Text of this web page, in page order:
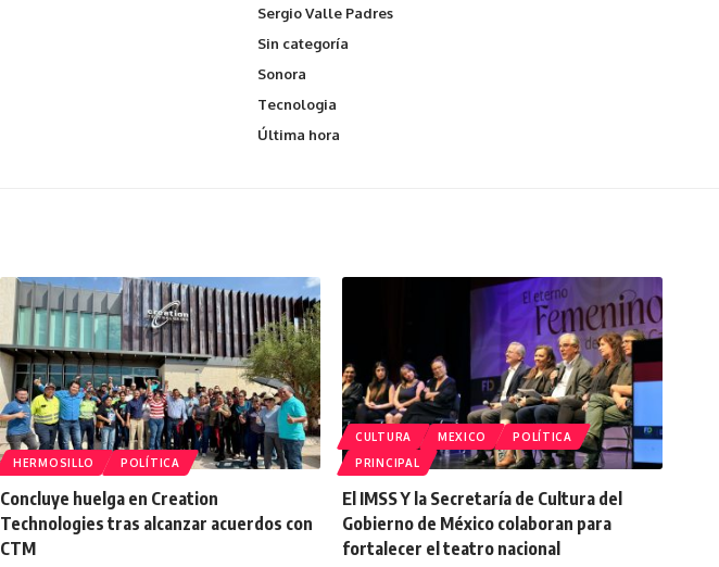
Sergio Valle Padres
Sin categoría
Sonora
Tecnologia
Última hora
HERMOSILLO POLÍTICA
Concluye huelga en Creation
Technologies tras alcanzar acuerdos con
CTM
CULTURA MEXICO
POLÍTICA
PRINCIPAL
El IMSS Y la Secretaría de Cultura del
Gobierno de México colaboran para
fortalecer el teatro nacional